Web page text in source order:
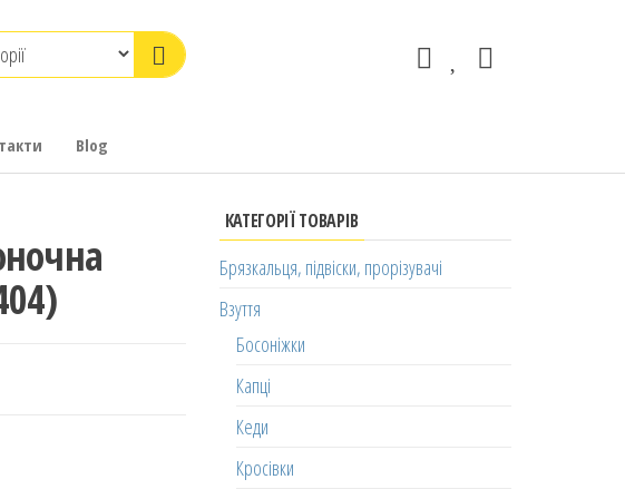
Blog
КАТЕГОРІЇ ТОВАРІВ
Брязкальця, підвіски, прорізувачі
Взуття
Босоніжки
Капці
Кеди
Кросівки